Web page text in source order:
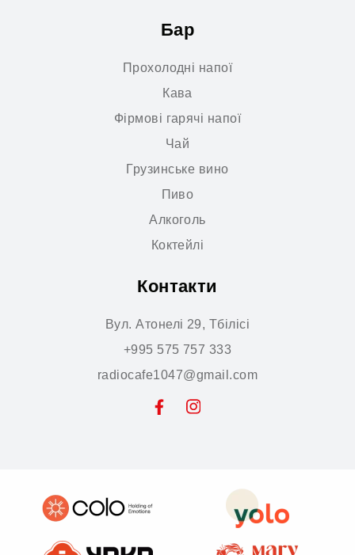
Бар
Прохолодні напої
Кава
Фірмові гарячі напої
Чай
Грузинське вино
Пиво
Алкоголь
Коктейлі
Контакти
Вул. Атонелі 29, Тбілісі
+995 575 757 333
radiocafe1047@gmail.com